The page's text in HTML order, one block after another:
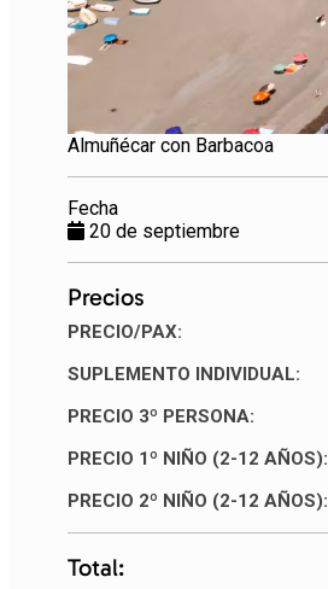
Almuñécar con Barbacoa
Fecha
20 de septiembre
Precios
PRECIO/PAX:
SUPLEMENTO INDIVIDUAL:
PRECIO 3º PERSONA:
PRECIO 1º NIÑO (2-12 AÑOS):
PRECIO 2º NIÑO (2-12 AÑOS):
Total: